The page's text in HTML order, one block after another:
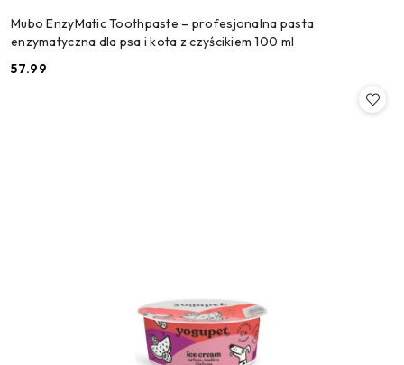
Mubo EnzyMatic Toothpaste – profesjonalna pasta
enzymatyczna dla psa i kota z czyścikiem 100 ml
Cena:
57.99